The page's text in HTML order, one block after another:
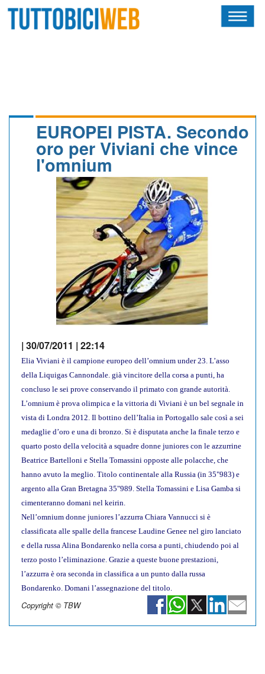
CALENDARIO
NEWSLETTER
EUROPEI PISTA. Secondo
oro per Viviani che vince
l'omnium
| 30/07/2011 | 22:14
Elia Viviani è il campione europeo dell’omnium under 23. L’asso
della Liquigas Cannondale. già vincitore della corsa a punti, ha
concluso le sei prove conservando il primato con grande autorità.
L’omnium è prova olimpica e la vittoria di Viviani è un bel segnale in
vista di Londra 2012. Il bottino dell’Italia in Portogallo sale così a sei
medaglie d’oro e una di bronzo. Si è disputata anche la finale terzo e
quarto posto della velocità a squadre donne juniores con le azzurrine
Beatrice Bartelloni e Stella Tomassini opposte alle polacche, che
hanno avuto la meglio. Titolo continentale alla Russia (in 35"983) e
argento alla Gran Bretagna 35"989. Stella Tomassini e Lisa Gamba si
cimenteranno domani nel keirin.
Nell’omnium donne juniores l’azzurra Chiara Vannucci si è
classificata alle spalle della francese Laudine Genee nel giro lanciato
e della russa Alina Bondarenko nella corsa a punti, chiudendo poi al
terzo posto l’eliminazione. Grazie a queste buone prestazioni,
l’azzurra è ora seconda in classifica a un punto dalla russa
Bondarenko. Domani l’assegnazione del titolo.
Copyright © TBW